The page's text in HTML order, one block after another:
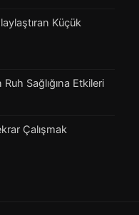
Küçük
Sağlığına Etkileri
Çalışmak